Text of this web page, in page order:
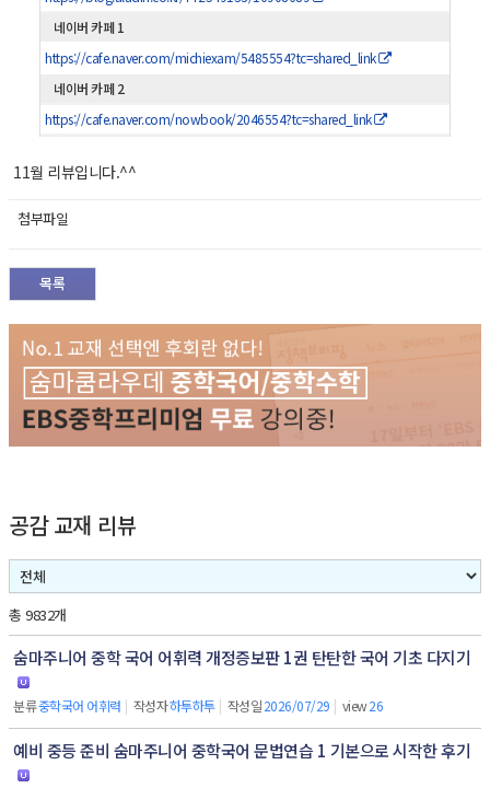
네이버 카페 1
https://cafe.naver.com/michiexam/5485554?tc=shared_link
네이버 카페 2
https://cafe.naver.com/nowbook/2046554?tc=shared_link
11월 리뷰입니다.^^
첨부파일
목록
공감 교재 리뷰
총 9832개
숨마주니어 중학 국어 어휘력 개정증보판 1권 탄탄한 국어 기초 다지기
분류중학국어 어휘력 | 작성자하투하투 | 작성일2026/07/29 | view26
예비 중등 준비 숨마주니어 중학국어 문법연습 1 기본으로 시작한 후기